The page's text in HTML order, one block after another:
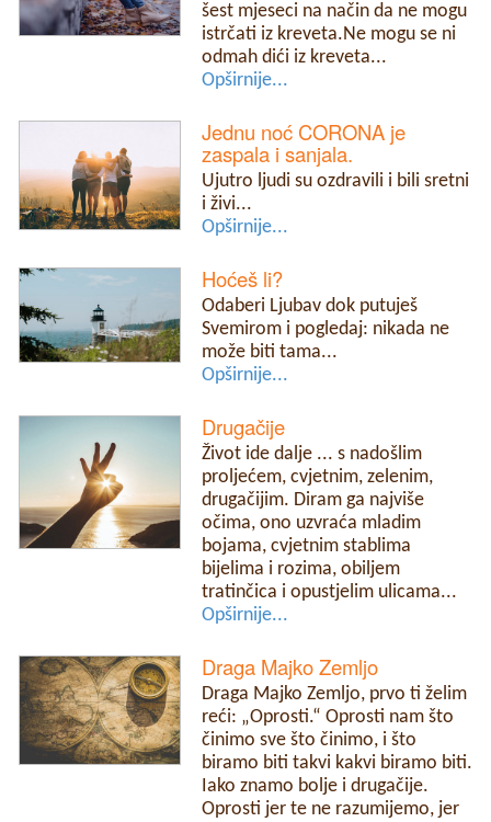
šest mjeseci na način da ne mogu
istrčati iz kreveta.Ne mogu se ni
odmah dići iz kreveta...
Opširnije...
Jednu noć CORONA je
zaspala i sanjala.
Ujutro ljudi su ozdravili i bili sretni
i živi...
Opširnije...
Hoćeš li?
Odaberi Ljubav dok putuješ
Svemirom i pogledaj: nikada ne
može biti tama...
Opširnije...
Drugačije
Život ide dalje ... s nadošlim
proljećem, cvjetnim, zelenim,
drugačijim. Diram ga najviše
očima, ono uzvraća mladim
bojama, cvjetnim stablima
bijelima i rozima, obiljem
tratinčica i opustjelim ulicama...
Opširnije...
Draga Majko Zemljo
Draga Majko Zemljo, prvo ti želim
reći: „Oprosti.“ Oprosti nam što
činimo sve što činimo, i što
biramo biti takvi kakvi biramo biti.
Iako znamo bolje i drugačije.
Oprosti jer te ne razumijemo, jer